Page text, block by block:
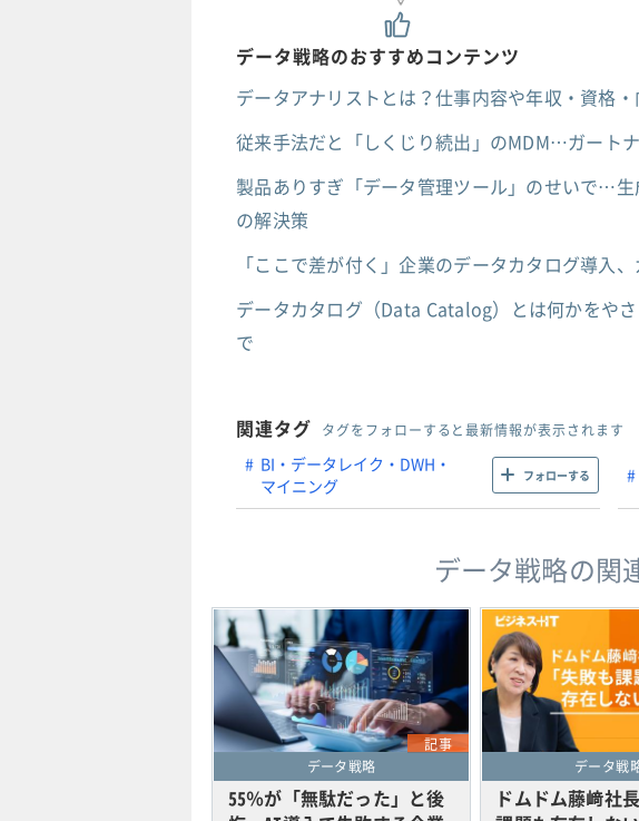
データ戦略のおすすめコンテンツ
データアナリストとは？仕事内容や年収・資格
従来手法だと「しくじり続出」のMDM…ガート
製品ありすぎ「データ管理ツール」のせいで…
の解決策
「ここで差が付く」企業のデータカタログ導入
データカタログ（Data Catalog）とは何かをや
で
関連タグ タグをフォローすると最新情報が表示されます
BI・データレイク・DWH・
マイニング
フォローする
データ戦略の関
記事
データ戦略
55％が「無駄だった」と後
データ戦
ドムドム藤﨑社